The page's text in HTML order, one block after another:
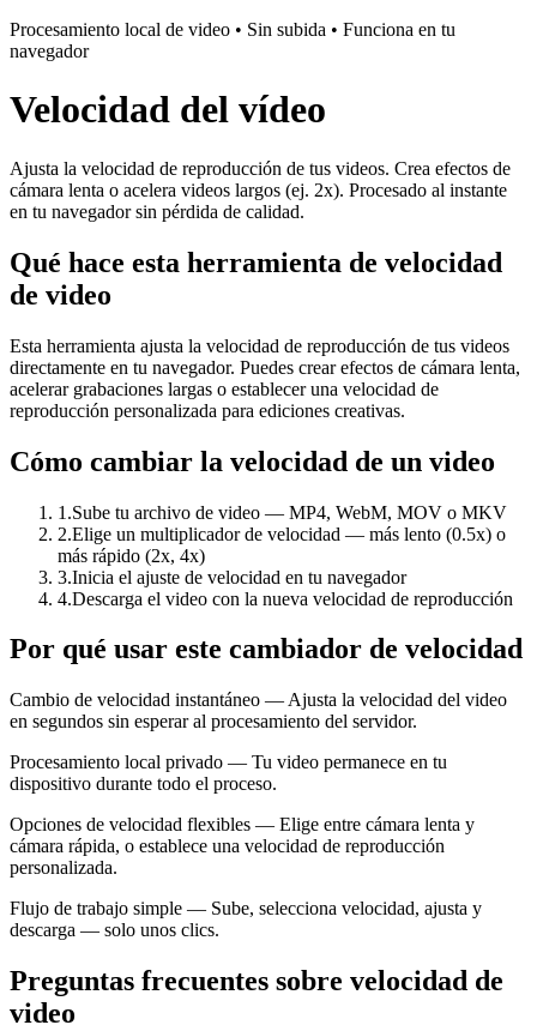
Procesamiento local de video • Sin subida • Funciona en tu
navegador
Velocidad del vídeo
Ajusta la velocidad de reproducción de tus videos. Crea efectos de
cámara lenta o acelera videos largos (ej. 2x). Procesado al instante
en tu navegador sin pérdida de calidad.
Qué hace esta herramienta de velocidad
de video
Esta herramienta ajusta la velocidad de reproducción de tus videos
directamente en tu navegador. Puedes crear efectos de cámara lenta,
acelerar grabaciones largas o establecer una velocidad de
reproducción personalizada para ediciones creativas.
Cómo cambiar la velocidad de un video
1 .Sube tu archivo de video — MP4, WebM, MOV o MKV
2.Elige un multiplicador de velocidad — más lento (0.5x) o
más rápido (2x, 4x)
3.Inicia el ajuste de velocidad en tu navegador
4.Descarga el video con la nueva velocidad de reproducción
Por qué usar este cambiador de velocidad
Cambio de velocidad instantáneo — Ajusta la velocidad del video
en segundos sin esperar al procesamiento del servidor.
Procesamiento local privado — Tu video permanece en tu
dispositivo durante todo el proceso.
Opciones de velocidad flexibles — Elige entre cámara lenta y
cámara rápida, o establece una velocidad de reproducción
personalizada.
Flujo de trabajo simple — Sube, selecciona velocidad, ajusta y
descarga — solo unos clics.
Preguntas frecuentes sobre velocidad de
video